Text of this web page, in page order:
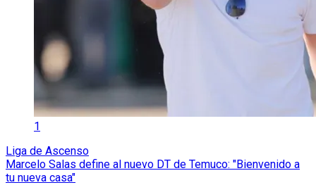
1
Liga de Ascenso
Marcelo Salas define al nuevo DT de Temuco: "Bienvenido a
tu nueva casa"